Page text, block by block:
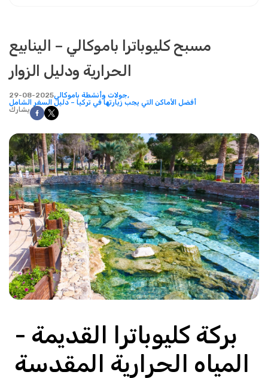
مسبح كليوباترا باموكالي – الينابيع
الحرارية ودليل الزوار
29-08-2025
جولات وأنشطة باموكالي,
أفضل الأماكن التي يجب زيارتها في تركيا – دليل السفر الشامل
يشارك